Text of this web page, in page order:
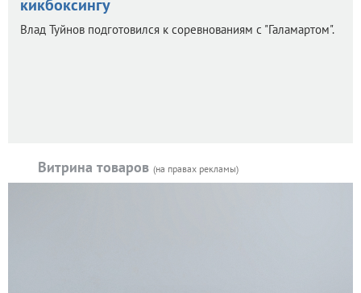
кикбоксингу
Влад Туйнов подготовился к соревнованиям с "Галамартом".
Витрина товаров (на правах рекламы)